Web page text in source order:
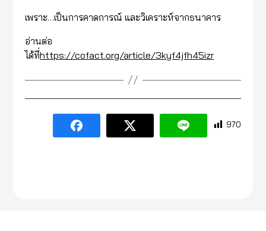
เพราะ…เป็นการคาดการณ์ และวิเคราะห์จากธนาคาร
อ่านต่อ
ได้ที่https://cofact.org/article/3kyf4jfh45izr
970